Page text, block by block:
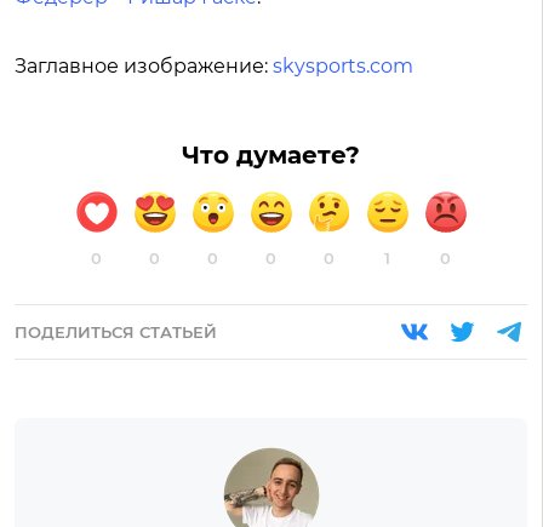
Заглавное изображение: skysports.com
Что думаете?
0 0 0 0 0 1 0
ПОДЕЛИТЬСЯ СТАТЬЕЙ